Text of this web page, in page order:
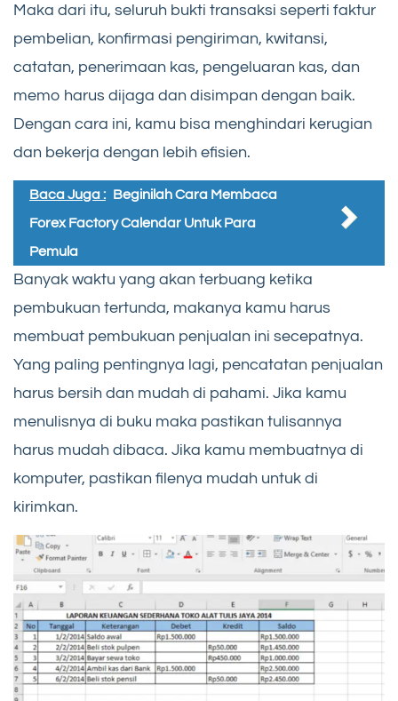
Maka dari itu, seluruh bukti transaksi seperti faktur
pembelian, konfirmasi pengiriman, kwitansi,
catatan, penerimaan kas, pengeluaran kas, dan
memo harus dijaga dan disimpan dengan baik.
Dengan cara ini, kamu bisa menghindari kerugian
dan bekerja dengan lebih efisien.
Baca Juga : Beginilah Cara Membaca
Forex Factory Calendar Untuk Para
Pemula
Banyak waktu yang akan terbuang ketika
pembukuan tertunda, makanya kamu harus
membuat pembukuan penjualan ini secepatnya.
Yang paling pentingnya lagi, pencatatan penjualan
harus bersih dan mudah di pahami. Jika kamu
menulisnya di buku maka pastikan tulisannya
harus mudah dibaca. Jika kamu membuatnya di
komputer, pastikan filenya mudah untuk di
kirimkan.